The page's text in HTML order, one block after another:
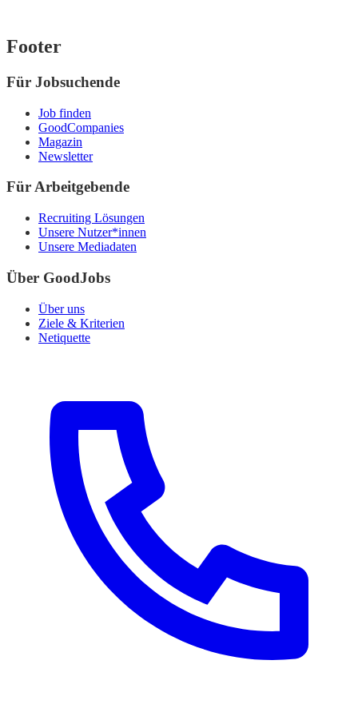
Footer
Für Jobsuchende
Job finden
GoodCompanies
Magazin
Newsletter
Für Arbeitgebende
Recruiting Lösungen
Unsere Nutzer*innen
Unsere Mediadaten
Über GoodJobs
Über uns
Ziele & Kriterien
Netiquette